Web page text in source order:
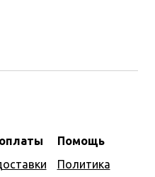
Помощь
Политика